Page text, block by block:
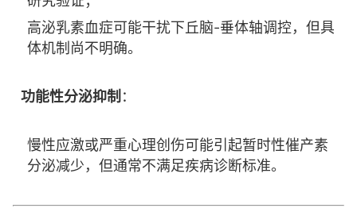
高泌乳素血症可能干扰下丘脑-垂体轴调控，但具
体机制尚不明确。
功能性分泌抑制 ：
慢性应激或严重心理创伤可能引起暂时性催产素
分泌减少，但通常不满足疾病诊断标准。